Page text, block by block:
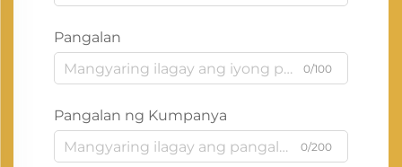
Pangalan
0/100
Pangalan ng Kumpanya
0/200